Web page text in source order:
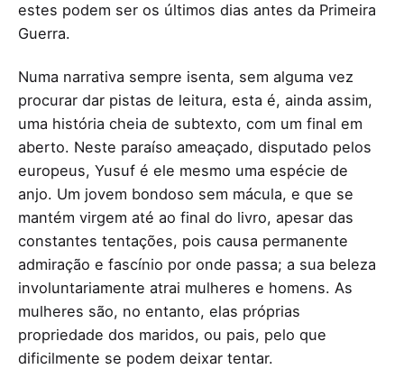
estes podem ser os últimos dias antes da Primeira
Guerra.
Numa narrativa sempre isenta, sem alguma vez
procurar dar pistas de leitura, esta é, ainda assim,
uma história cheia de subtexto, com um final em
aberto. Neste paraíso ameaçado, disputado pelos
europeus, Yusuf é ele mesmo uma espécie de
anjo. Um jovem bondoso sem mácula, e que se
mantém virgem até ao final do livro, apesar das
constantes tentações, pois causa permanente
admiração e fascínio por onde passa; a sua beleza
involuntariamente atrai mulheres e homens. As
mulheres são, no entanto, elas próprias
propriedade dos maridos, ou pais, pelo que
dificilmente se podem deixar tentar.